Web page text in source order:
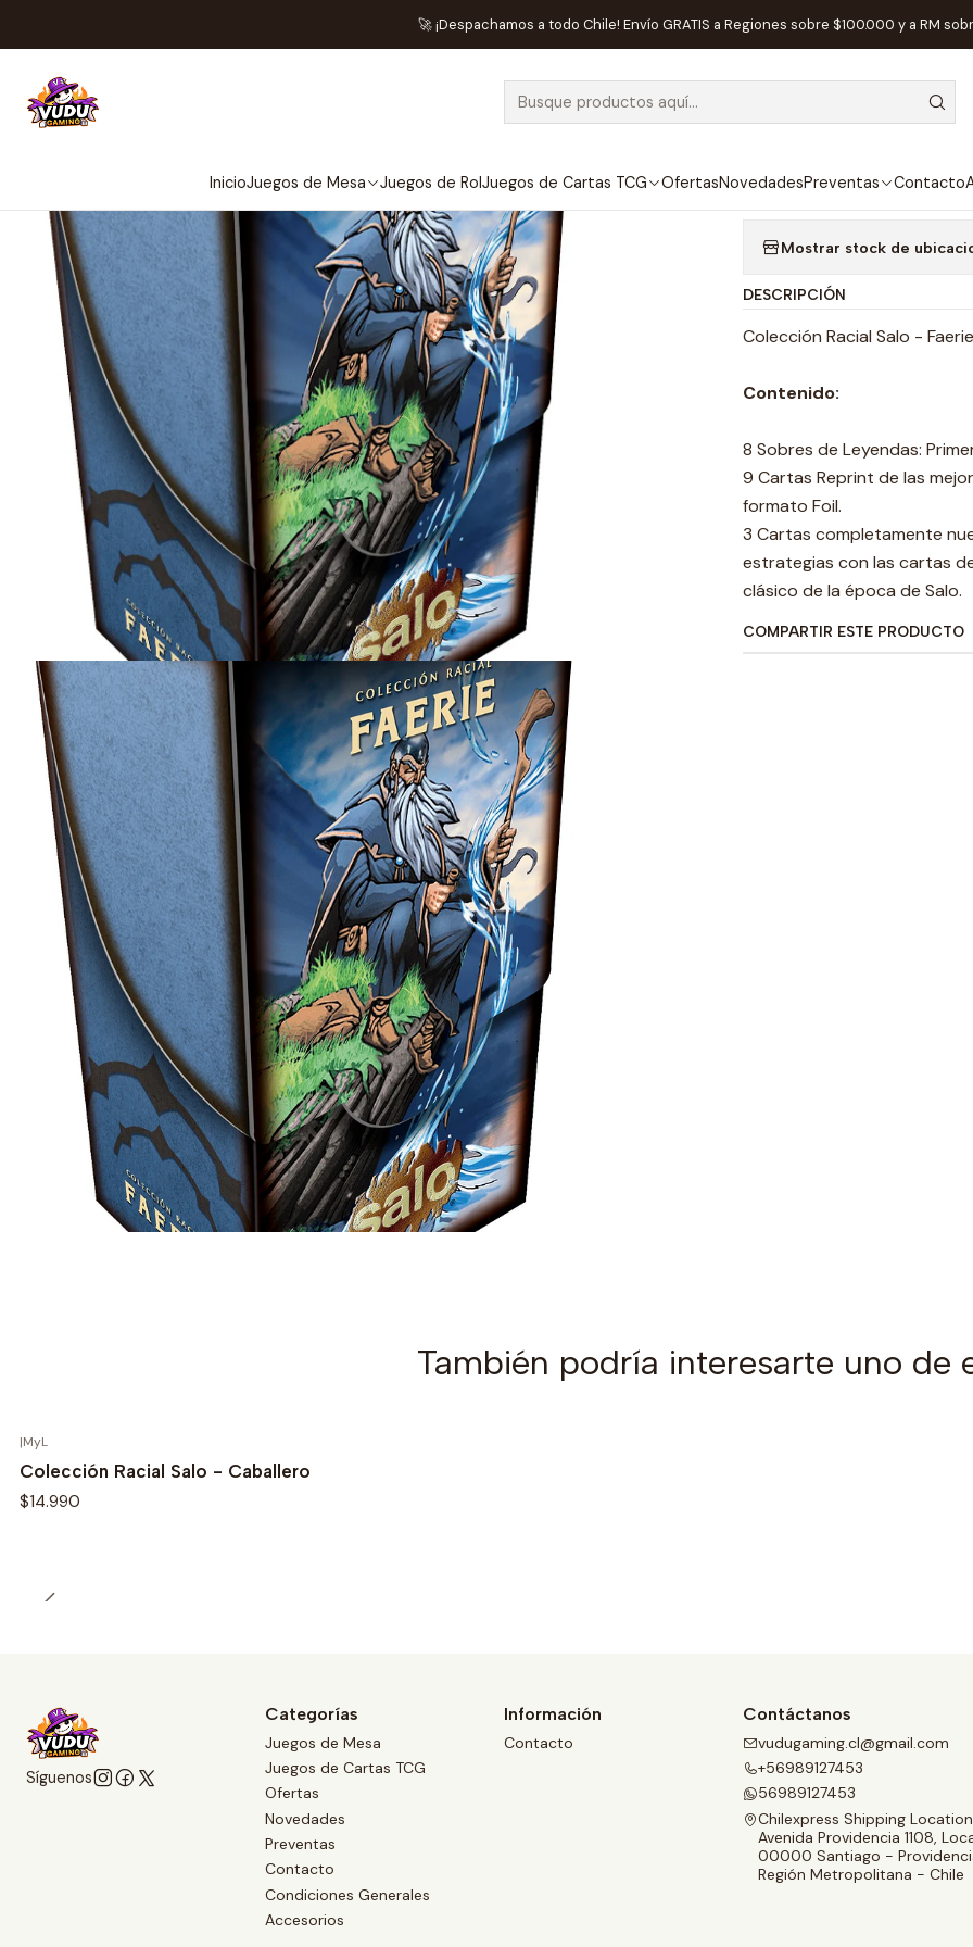
InicioJuegos de Mesa Juegos de RolJuegos de Cartas TCG OfertasNovedadesPreventas Contacto
🚀 ¡Despachamos a todo Chile! Envío GRATIS a Regiones sobre $100.000 y a RM
Juegos de Cartas TCG Mitos y Leyendas Sellados Mitos y Leyendas
AGOTADO Colección
Agregar a la lista de
Mostrar stock de
DESCRIPCIÓN
Colección Racial Salo - Faerie
Contenido:
8 Sobres de Leyendas:
9 Cartas Reprint de las
formato Foil.
3 Cartas completamente
estrategias con las cartas
clásico de la época de Salo.
COMPARTIR ESTE PRODUCTO
También podría interesarte uno de
|MyL
Colección Racial Salo - Caballero
$14.990
Síguenos
Categorías
Juegos de Mesa
Juegos de Cartas TCG
Ofertas
Novedades
Preventas
Contacto
Condiciones Generales
Accesorios
Información
Contacto
Contáctanos
vudugaming.cl@gmail.com
+56989127453
56989127453
Chilexpress Shipping Location
Avenida Providencia 1108,
00000 Santiago -
Región Metropolitana - Chile